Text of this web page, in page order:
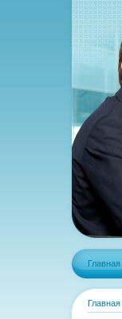
Главная
Главная